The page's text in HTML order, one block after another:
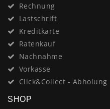
Rechnung
Lastschrift
Kreditkarte
Ratenkauf
Nachnahme
Vorkasse
Click&Collect - Abholung
SHOP